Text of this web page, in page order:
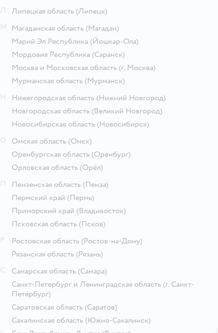
Липецкая область (Липецк)
Магаданская область (Магадан)
Марий Эл Республика (Йошкар-Ола)
Мордовия Республика (Саранск)
Москва и Московская область (г. Москва)
Мурманская область (Мурманск)
Нижегородская область (Нижний Новгород)
Новгородская область (Великий Новгород)
Новосибирская область (Новосибирск)
Омская область (Омск)
Оренбургская область (Оренбург)
Орловская область (Орёл)
Пензенская область (Пенза)
Пермский край (Пермь)
Приморский край (Владивосток)
Псковская область (Псков)
Ростовская область (Ростов-на-Дону)
Рязанская область (Рязань)
Самарская область (Самара)
Санкт-Петербург и Ленинградская область (г. Санкт-
Петербург)
Саратовская область (Саратов)
Сахалинская область (Южно-Сахалинск)